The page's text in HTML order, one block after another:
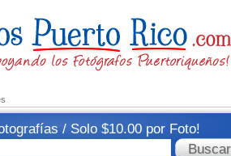
/ Solo $10.00 por Foto!